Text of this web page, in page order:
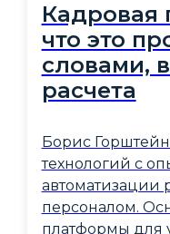
Кадровая
что это
словами,
расчета
Борис
технологий с
автоматизации
персоналом.
платформы для